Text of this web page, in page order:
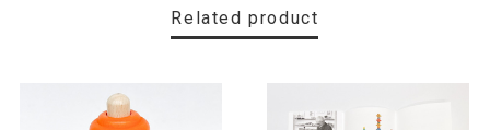
Related product